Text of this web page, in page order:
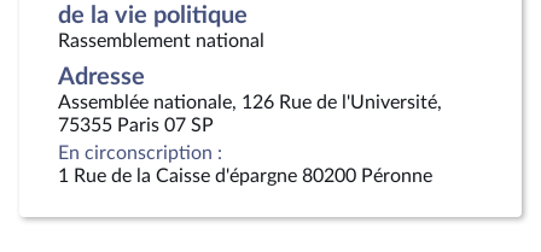
de la vie politique
Rassemblement national
Adresse
Assemblée nationale, 126 Rue de l'Université,
75355 Paris 07 SP
En circonscription :
1 Rue de la Caisse d'épargne 80200 Péronne